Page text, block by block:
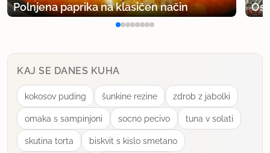
Polnjena paprika na klasičen način
KAJ SE DANES KUHA
kokosov puding šunkine rezine zdrob z jabolki
omaka s sampinjoni socno pecivo tuna v solati
skutina torta biskvit s kislo smetano